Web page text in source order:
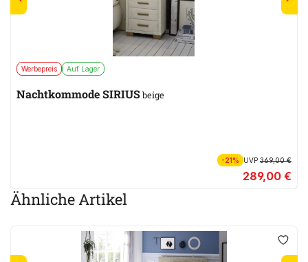
Werbepreis Auf Lager
Nachtkommode SIRIUSbeige
-21% UVP369,00 €
289,00 €
Ähnliche Artikel